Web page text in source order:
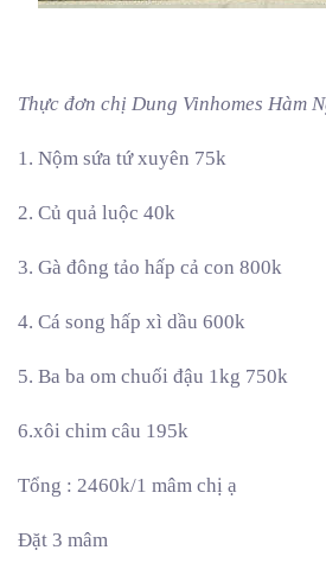
Thực đơn chị Dung Vinhomes Hàm
1. Nộm sứa tứ xuyên 75k
2. Củ quả luộc 40k
3. Gà đông tảo hấp cả con 800k
4. Cá song hấp xì dầu 600k
5. Ba ba om chuối đậu 1kg 750k
6.xôi chim câu 195k
Tổng : 2460k/1 mâm chị ạ
Đặt 3 mâm